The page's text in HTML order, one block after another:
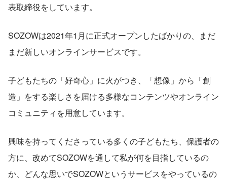
表取締役をしています。
SOZOWは2021年1月に正式オープンしたばかりの、まだ
まだ新しいオンラインサービスです。
子どもたちの「好奇心」に火がつき、「想像」から「創
造」をする楽しさを届ける多様なコンテンツやオンライン
コミュニティを用意しています。
興味を持ってくださっている多くの子どもたち、保護者の
方に、改めてSOZOWを通して私が何を目指しているの
か、どんな思いでSOZOWというサービスをやっているの